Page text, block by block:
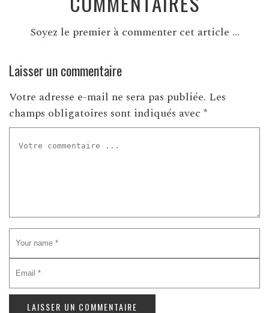
Soyez le premier à commenter cet article ...
Laisser un commentaire
Votre adresse e-mail ne sera pas publiée. Les
champs obligatoires sont indiqués avec *